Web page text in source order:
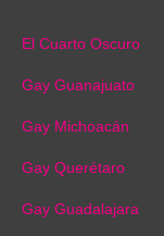
El Cuarto Oscuro
Gay Guanajuato
Gay Michoacán
Gay Querétaro
Gay Guadalajara